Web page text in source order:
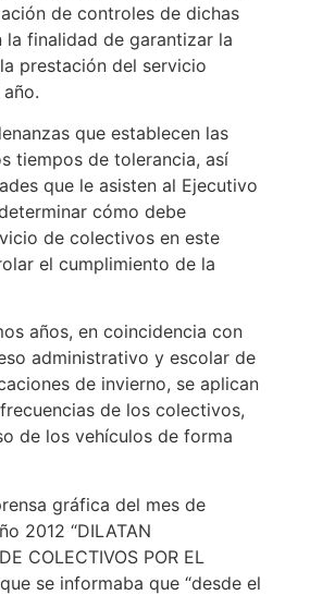
de controles de dichas
la finalidad de garantizar la
prestación del servicio
que establecen las
tiempos de tolerancia, así
que le asisten al Ejecutivo
cómo debe
de colectivos en este
el cumplimiento de la
años, en coincidencia con
administrativo y escolar de
de invierno, se aplican
de los colectivos,
de los vehículos de forma
gráfica del mes de
2012 “DILATAN
COLECTIVOS POR EL
que se informaba que “desde el